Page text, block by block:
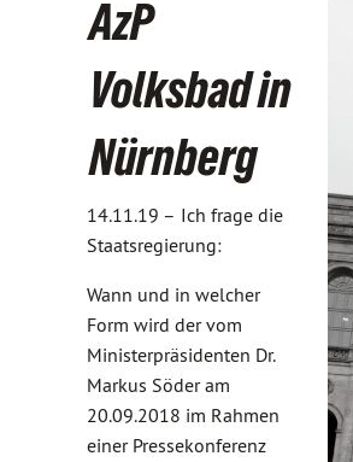
AzP
Volksbad in
Nürnberg
14.11.19 – Ich frage die
Staatsregierung:
Wann und in welcher
Form wird der vom
Ministerpräsidenten Dr.
Markus Söder am
20.09.2018 im Rahmen
einer Pressekonferenz